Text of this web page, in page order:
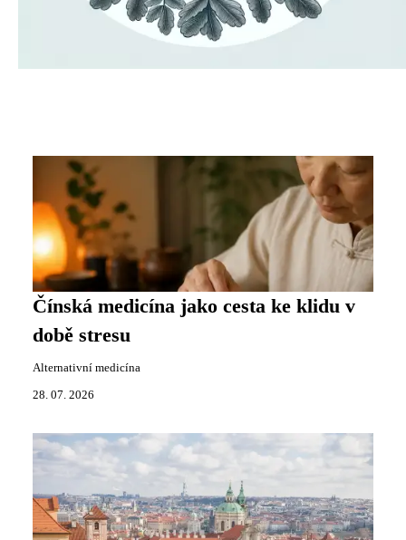
Čínská medicína jako cesta ke klidu v
době stresu
Alternativní medicína
28. 07. 2026